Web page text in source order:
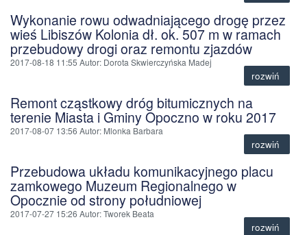
Wykonanie rowu odwadniającego drogę przez
wieś Libiszów Kolonia dł. ok. 507 m w ramach
przebudowy drogi oraz remontu zjazdów
2017-08-18 11:55 Autor: Dorota Skwierczyńska Madej
rozwiń
Remont cząstkowy dróg bitumicznych na
terenie Miasta i Gminy Opoczno w roku 2017
2017-08-07 13:56 Autor: Mlonka Barbara
rozwiń
Przebudowa układu komunikacyjnego placu
zamkowego Muzeum Regionalnego w
Opocznie od strony południowej
2017-07-27 15:26 Autor: Tworek Beata
rozwiń